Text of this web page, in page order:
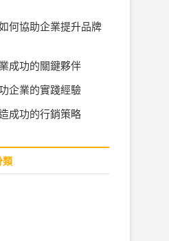
何協助企業提升品牌
成功的關鍵夥伴
企業的實踐經驗
成功的行銷策略
類